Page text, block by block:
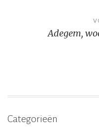
Adegem,
Categorieën